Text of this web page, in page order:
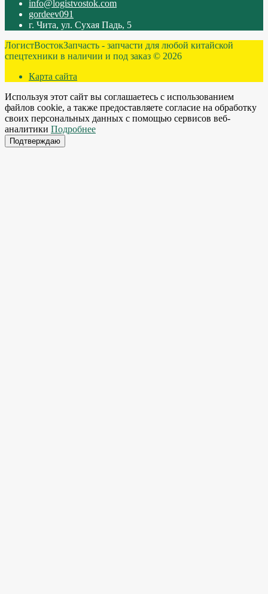
info@logistvostok.com
gordeev091
г. Чита, ул. Сухая Падь, 5
ЛогистВостокЗапчасть - запчасти для любой китайской
спецтехники в наличии и под заказ © 2026
Карта сайта
Используя этот сайт вы соглашаетесь с использованием
файлов cookie, а также предоставляете согласие на обработку
своих персональных данных с помощью сервисов веб-
аналитики Подробнее
Подтверждаю